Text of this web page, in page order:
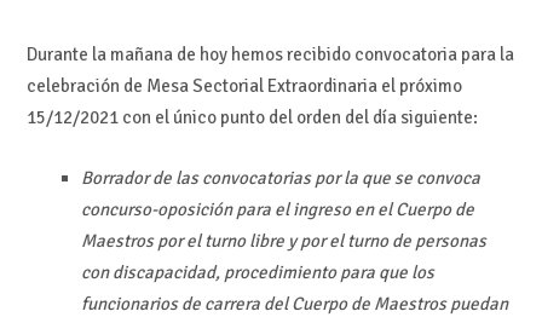
Durante la mañana de hoy hemos recibido convocatoria para la
celebración de Mesa Sectorial Extraordinaria el próximo
15/12/2021 con el único punto del orden del día siguiente:
Borrador de las convocatorias por la que se convoca
concurso-oposición para el ingreso en el Cuerpo de
Maestros por el turno libre y por el turno de personas
con discapacidad, procedimiento para que los
funcionarios de carrera del Cuerpo de Maestros puedan